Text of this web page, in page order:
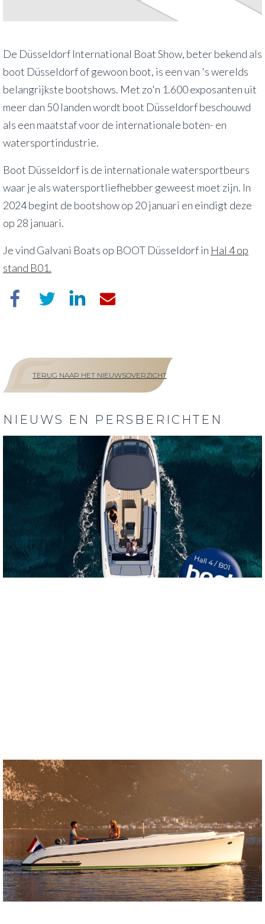
De Düsseldorf International Boat Show, beter bekend als
boot Düsseldorf of gewoon boot, is een van 's werelds
belangrijkste bootshows. Met zo'n 1.600 exposanten uit
meer dan 50 landen wordt boot Düsseldorf beschouwd
als een maatstaf voor de internationale boten- en
watersportindustrie.
Boot Düsseldorf is de internationale watersportbeurs
waar je als watersportliefhebber geweest moet zijn. In
2024 begint de bootshow op 20 januari en eindigt deze
op 28 januari.
Je vind Galvani Boats op BOOT Düsseldorf in Hal 4 op
stand B01.
TERUG NAAR HET NIEUWSOVERZICHT
NIEUWS EN PERSBERICHTEN